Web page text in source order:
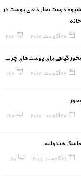
شیوه درست بخار دادن پوست در
خانه
27 آگوست, 2017 262
بخور گیاهی برای پوست‌های چرب
27 آگوست, 2017 167
بخور
27 آگوست, 2017 167
ماسک هندوانه
21 آگوست, 2017 80